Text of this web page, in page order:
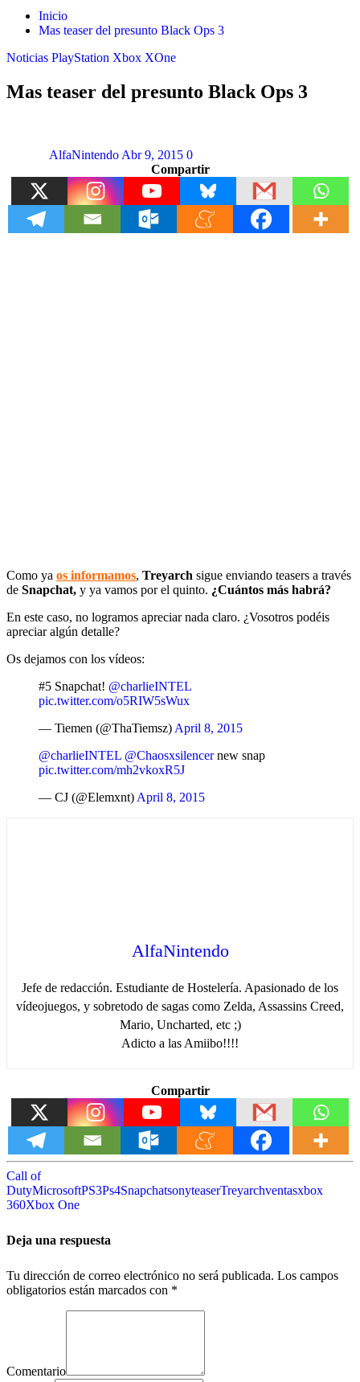
Inicio
Mas teaser del presunto Black Ops 3
Noticias PlayStation Xbox XOne
Mas teaser del presunto Black Ops 3
AlfaNintendo Abr 9, 2015 0
Compartir
Como ya os informamos, Treyarch sigue enviando teasers a través
de Snapchat, y ya vamos por el quinto. ¿Cuántos más habrá?
En este caso, no logramos apreciar nada claro. ¿Vosotros podéis
apreciar algún detalle?
Os dejamos con los vídeos:
#5 Snapchat! @charlieINTEL
pic.twitter.com/o5RIW5sWux
— Tiemen (@ThaTiemsz) April 8, 2015
@charlieINTEL @Chaosxsilencernew snap
pic.twitter.com/mh2vkoxR5J
— CJ (@Elemxnt) April 8, 2015
AlfaNintendo
Jefe de redacción. Estudiante de Hostelería. Apasionado de los
vídeojuegos, y sobretodo de sagas como Zelda, Assassins Creed,
Mario, Uncharted, etc ;)
Adicto a las Amiibo!!!!
Compartir
Call of
DutyMicrosoftPS3Ps4SnapchatsonyteaserTreyarchventasxbox
360Xbox One
Deja una respuesta
Tu dirección de correo electrónico no será publicada. Los campos
obligatorios están marcados con *
Comentario